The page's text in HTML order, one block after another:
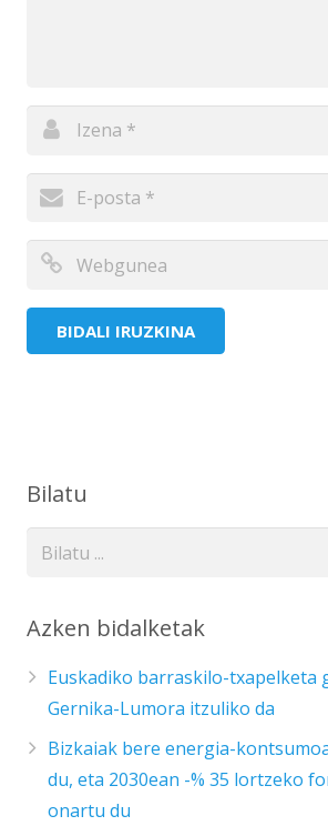
Bilatu
Azken bidalketak
Euskadiko barraskilo-txapelketa
Gernika-Lumora itzuliko da
Bizkaiak bere energia-
du, eta 2030ean -% 35 lortzeko
onartu du